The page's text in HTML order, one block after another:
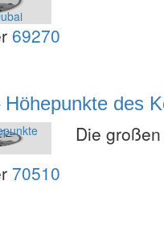
69270
des
Die
70510